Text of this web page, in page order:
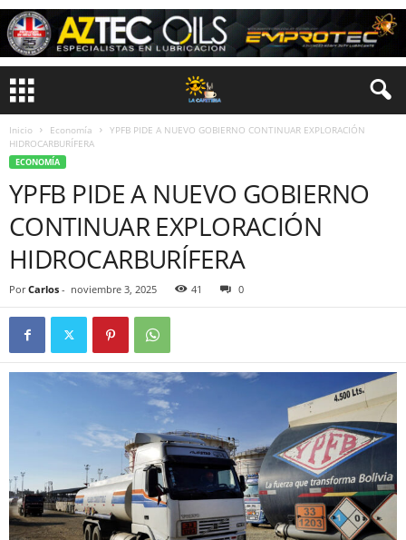
Inicio Economía
YPFB PIDE A NUEVO GOBIERNO CONTINUAR EXPLORACIÓN
HIDROCARBURÍFERA
ECONOMÍA
YPFB PIDE A NUEVO GOBIERNO
CONTINUAR EXPLORACIÓN
HIDROCARBURÍFERA
Por Carlos - noviembre 3, 2025 41 0